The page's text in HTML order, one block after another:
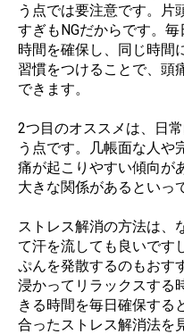
う点では要注意です。片
すぎもNGだからです。
時間を確保し、同じ時間
習慣をつけることで、頭
できます。
2つ目のオススメは、日
う点です。几帳面な人や
痛が起こりやすい傾向が
大きな関係があるといっ
ストレス解消の方法は、
て汗を流しても良いです
ぷんを発散するのもおす
浸かってリラックスする
きる時間を毎日確保する
合ったストレス解消法を